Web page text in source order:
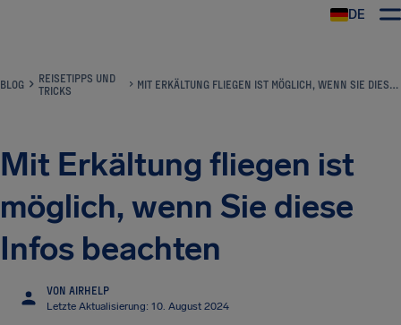
DE
BLOG
REISETIPPS UND
TRICKS
MIT ERKÄLTUNG FLIEGEN IST MÖGLICH, WENN SIE DIESE INFOS BEACHTEN
Mit Erkältung fliegen ist
möglich, wenn Sie diese
Infos beachten
VON AIRHELP
Letzte Aktualisierung: 10. August 2024